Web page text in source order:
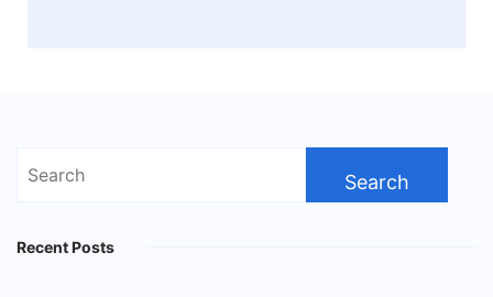
Search
Recent Posts